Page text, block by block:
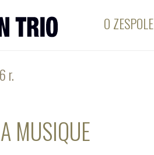
O ZESPOLE
r.
MUSIQUE